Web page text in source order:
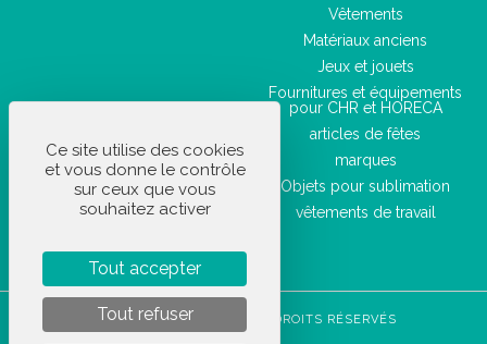
Vêtements
Matériaux anciens
Jeux et jouets
Fournitures et équipements
pour CHR et HORECA
articles de fêtes
marques
Objets pour sublimation
vêtements de travail
STOCKETIK © 2023 - TOUS DROITS RÉSERVÉS
Ce site utilise des cookies
et vous donne le contrôle
sur ceux que vous
souhaitez activer
Tout accepter
Tout refuser